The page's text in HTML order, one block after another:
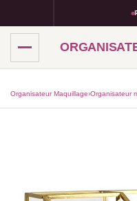
Organisateur Maquillage›Organisateur